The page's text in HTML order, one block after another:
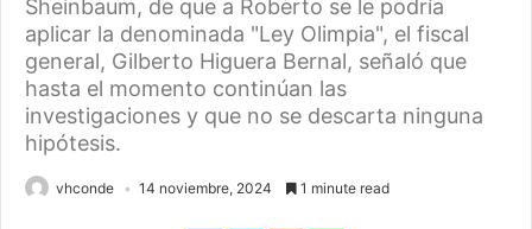
Sheinbaum, de que a Roberto se le podría
aplicar la denominada "Ley Olimpia", el fiscal
general, Gilberto Higuera Bernal, señaló que
hasta el momento continúan las
investigaciones y que no se descarta ninguna
hipótesis.
vhconde 14 noviembre, 2024 1 minute read